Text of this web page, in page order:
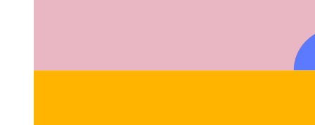
So verwenden Sie den